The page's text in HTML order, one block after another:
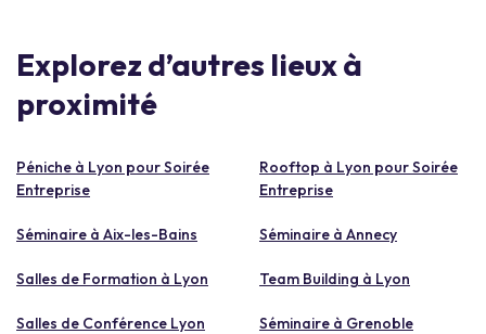
Explorez d’autres lieux à
proximité
Péniche à Lyon pour Soirée
Entreprise
Rooftop à Lyon pour Soirée
Entreprise
Séminaire à Aix-les-Bains Séminaire à Annecy
Salles de Formation à Lyon Team Building à Lyon
Salles de Conférence Lyon Séminaire à Grenoble